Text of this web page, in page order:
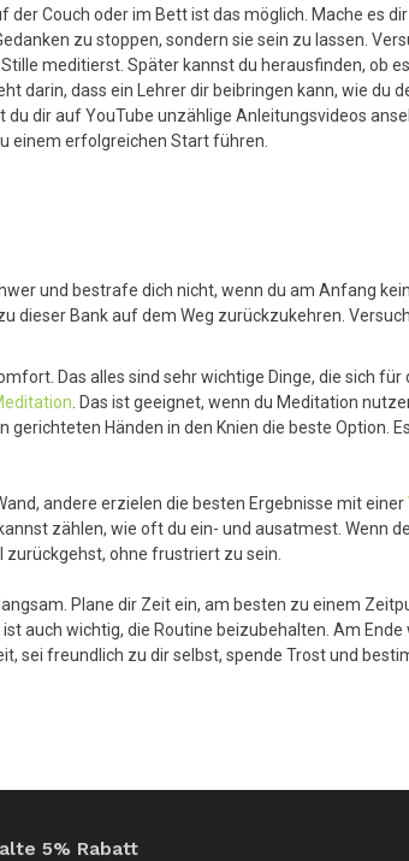
Couch oder im Bett ist das möglich. Mache es
zu stoppen, sondern sie sein zu lassen.
meditierst. Später kannst du herausfinden, ob
darin, dass ein Lehrer dir beibringen kann, wie du
dir auf YouTube unzählige Anleitungsvideos
einem erfolgreichen Start führen.
und bestrafe dich nicht, wenn du am Anfang
dieser Bank auf dem Weg zurückzukehren.
Das alles sind sehr wichtige Dinge, die sich
. Das ist geeignet, wenn du Meditation
Händen in den Knien die beste Option.
andere erzielen die besten Ergebnisse mit einer
zählen, wie oft du ein- und ausatmest. Wenn
ohne frustriert zu sein.
Plane dir Zeit ein, am besten zu einem
auch wichtig, die Routine beizubehalten. Am Ende
sei freundlich zu dir selbst, spende Trost und
5% Rabatt